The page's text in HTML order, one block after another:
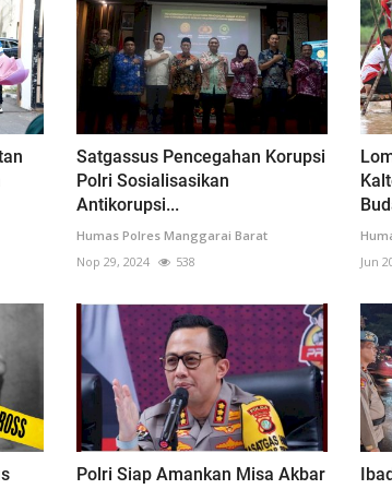
Satgassus Pencegahan Korupsi
Polri Sosialisasikan
Antikorupsi...
Humas Polres Manggarai Barat
Nop 29, 2024
538
Jun
Polri Siap Amankan Misa Akbar